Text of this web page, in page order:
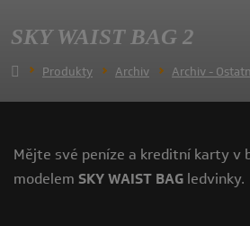
SKY WAIST BAG 2
Produkty Archiv Archiv -
Mějte své peníze a kreditní karty v
modelem SKY WAIST BAG ledvinky.